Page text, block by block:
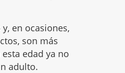
en ocasiones,
son más
edad ya no
adulto.